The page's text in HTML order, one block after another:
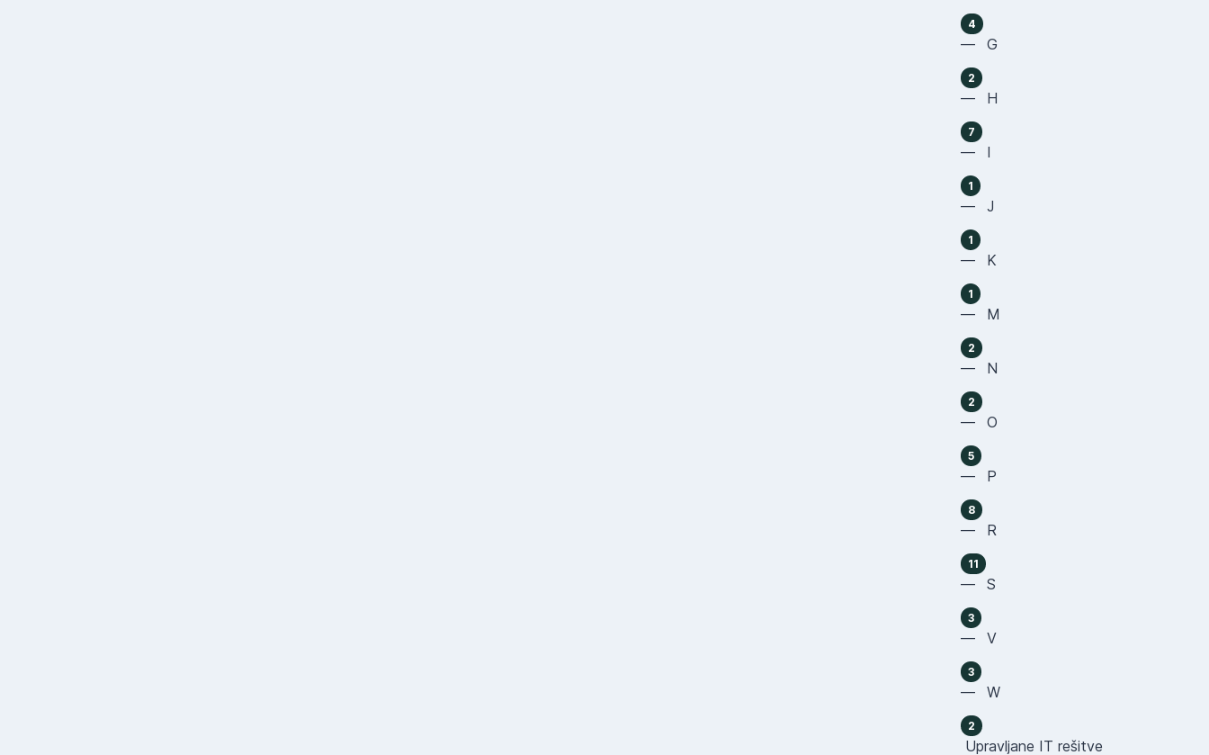
4
— G
2
— H
7
— I
1
— J
1
— K
1
— M
2
— N
2
— O
5
— P
8
— R
11
— S
3
— V
3
— W
2
Upravljane IT rešitve